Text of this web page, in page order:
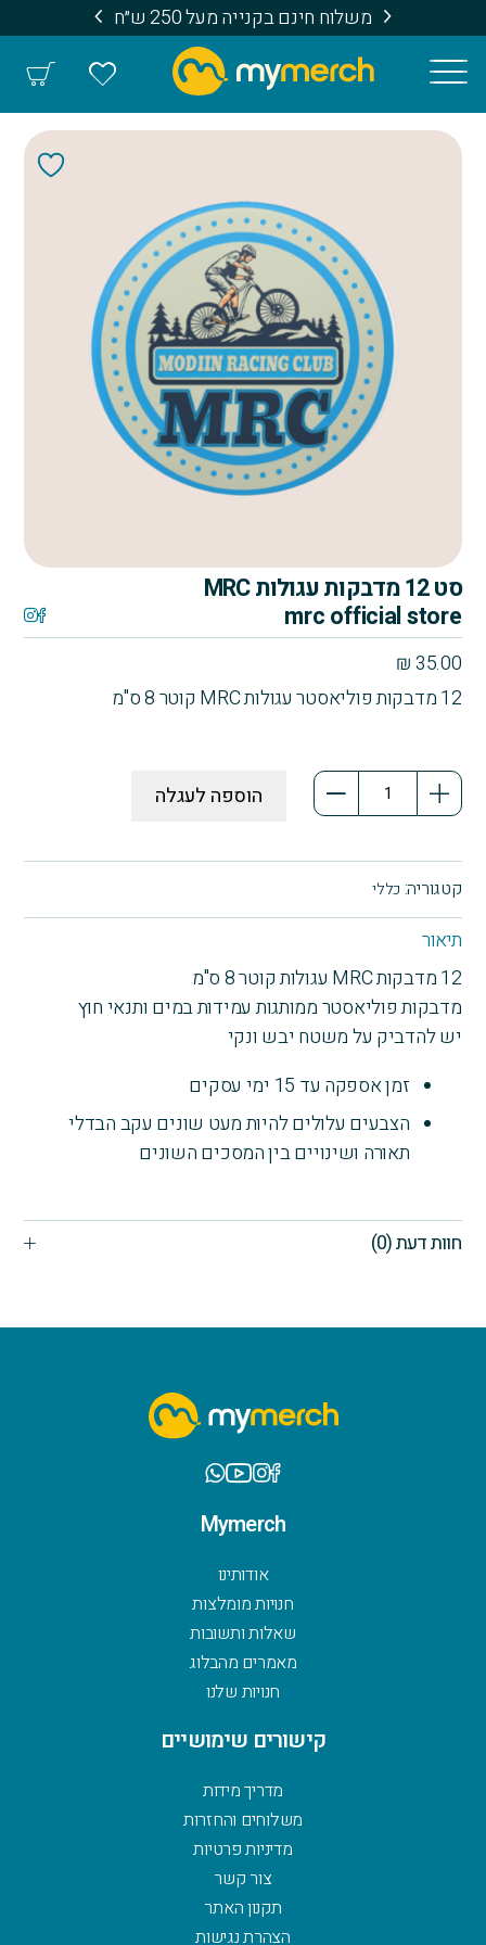
משלוח חינם בקנייה מעל 250 ש״ח
סט 12 מדבקות עגולות MRC
mrc official store
₪35.00
12 מדבקות פוליאסטר עגולות MRC קוטר 8 ס"מ
כמות
12
מדבקות
הוספה לעגלה
תיאור
12 מדבקות MRC עגולות קוטר 8 ס"מ
מדבקות פוליאסטר ממותגות עמידות במים ותנאי חוץ
יש להדביק על משטח יבש ונקי
זמן אספקה עד 15 ימי עסקים
הצבעים עלולים להיות מעט שונים עקב הבדלי
תאורה ושינויים בין המסכים השונים
חוות דעת (0)
קטגוריה: כללי
Mymerch
אודותינו
חנויות מומלצות
שאלות ותשובות
מאמרים מהבלוג
חנויות שלנו
קישורים שימושיים
מדריך מידות
משלוחים והחזרות
מדיניות פרטיות
צור קשר
תקנון האתר
הצהרת נגישות